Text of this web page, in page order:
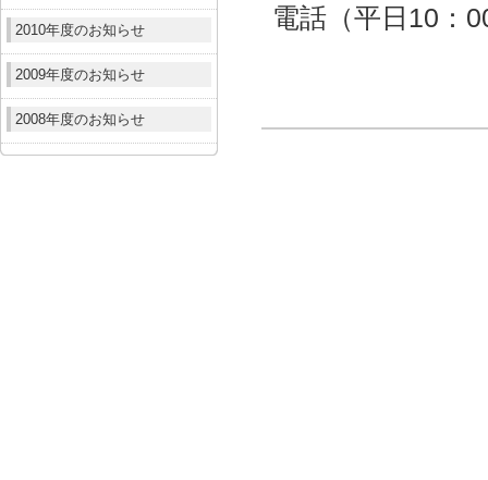
2010年度のお知らせ
2009年度のお知らせ
2008年度のお知らせ
電話（平日10：